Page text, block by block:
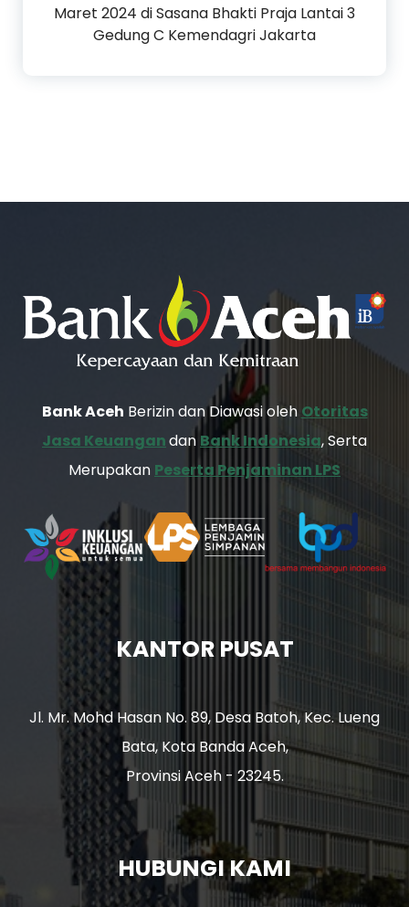
Maret 2024 di Sasana Bhakti Praja Lantai 3
Gedung C Kemendagri Jakarta
Bank Aceh Berizin dan Diawasi oleh Otoritas
Jasa Keuangandan Bank Indonesia, Serta
Merupakan Peserta Penjaminan LPS
KANTOR PUSAT
Jl. Mr. Mohd Hasan No. 89, Desa Batoh, Kec. Lueng
Bata, Kota Banda Aceh,
Provinsi Aceh - 23245.
HUBUNGI KAMI